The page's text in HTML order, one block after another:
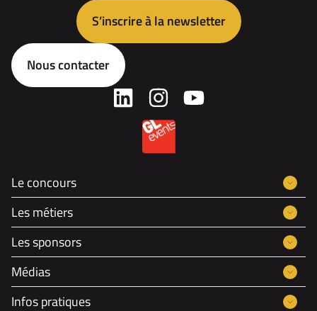
S’inscrire à la newsletter
Nous contacter
Le concours
Les métiers
Les sponsors
Médias
Infos pratiques